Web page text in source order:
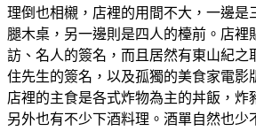
理倒也相櫬，店裡的用間不大，一邊是
腿木桌，另一邊則是四人的檯前。店裡
訪、名人的簽名，而且居然有東山紀之
住先生的簽名，以及孤獨的美食家電影
店裡的主食是各式炸物為主的丼飯，炸
另外也有不少下酒料理。酒單自然也少